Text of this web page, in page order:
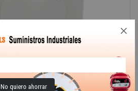
No quiero ahorrar